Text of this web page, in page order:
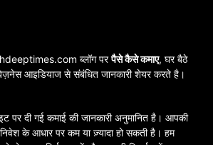
ब्लॉग परपैसे कैसे कमाए, घर बैठे
आइडियाज से संबंधित जानकारी शेयर करते है।
पर दी गई कमाई की जानकारी अनुमानित है। आपकी
के आधार पर कम या ज़्यादा हो सकती है। हम